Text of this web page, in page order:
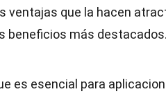
ventajas que la hacen
beneficios más destacados.
es esencial para